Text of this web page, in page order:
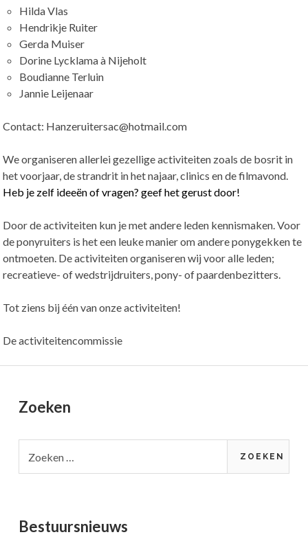
Hilda Vlas
Hendrikje Ruiter
Gerda Muiser
Dorine Lycklama à Nijeholt
Boudianne Terluin
Jannie Leijenaar
Contact: Hanzeruitersac@hotmail.com
We organiseren allerlei gezellige activiteiten zoals de bosrit in
het voorjaar, de strandrit in het najaar, clinics en de filmavond.
Heb je zelf ideeën of vragen? geef het gerust door!
Door de activiteiten kun je met andere leden kennismaken. Voor
de ponyruiters is het een leuke manier om andere ponygekken te
ontmoeten. De activiteiten organiseren wij voor alle leden;
recreatieve- of wedstrijdruiters, pony- of paardenbezitters.
Tot ziens bij één van onze activiteiten!
De activiteitencommissie
Primary
Zoeken
naar:
Bestuursnieuws